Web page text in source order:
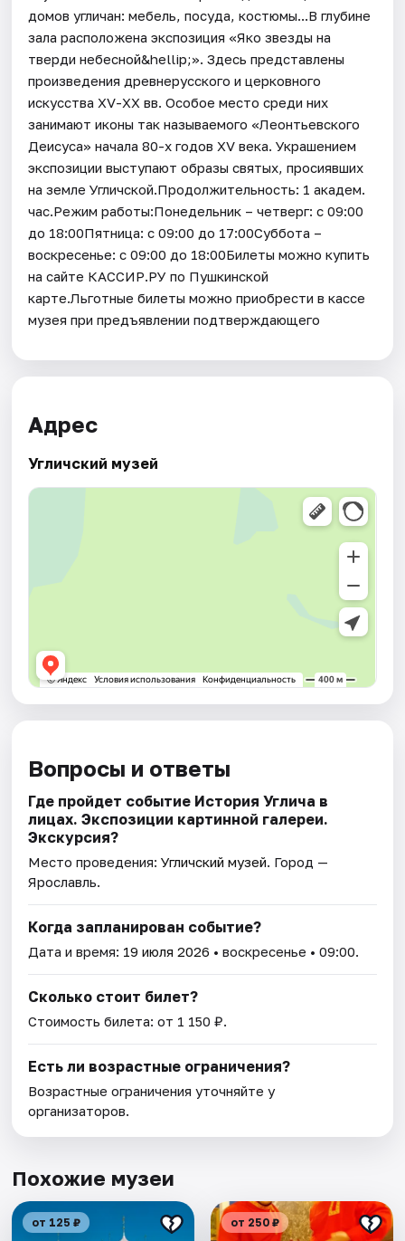
домов угличан: мебель, посуда, костюмы...В глубине
зала расположена экспозиция «Яко звезды на
тверди небесной&hellip;». Здесь представлены
произведения древнерусского и церковного
искусства XV-XX вв. Особое место среди них
занимают иконы так называемого «Леонтьевского
Деисуса» начала 80-х годов XV века. Украшением
экспозиции выступают образы святых, просиявших
на земле Угличской.Продолжительность: 1 академ.
час.Режим работы:Понедельник – четверг: с 09:00
до 18:00Пятница: с 09:00 до 17:00Суббота –
воскресенье: с 09:00 до 18:00Билеты можно купить
на сайте КАССИР.РУ по Пушкинской
карте.Льготные билеты можно приобрести в кассе
музея при предъявлении подтверждающего
Адрес
Угличский музей
Вопросы и ответы
Где пройдет событие История Углича в
лицах. Экспозиции картинной галереи.
Экскурсия?
Место проведения:Угличский музей. Город —
Ярославль.
Когда запланирован событие?
Дата и время: 19 июля 2026 • воскресенье • 09:00.
Сколько стоит билет?
Стоимость билета: от 1 150 ₽.
Есть ли возрастные ограничения?
Возрастные ограничения уточняйте у
организаторов.
Похожие музеи
от 125 ₽ от 250 ₽